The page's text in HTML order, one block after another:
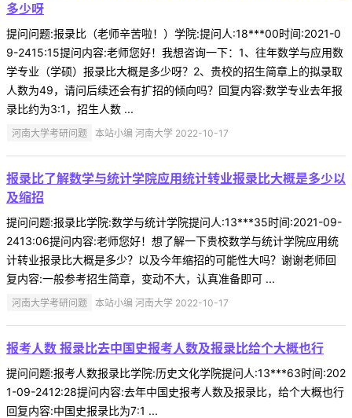
多少呀
提问问题:报录比（老师辛苦啦！）学院:提问人:18***00时间:2021-0
9-2415:15提问内容:老师您好！我想咨询一下：1、往年数学与应用数
学专业（学硕）报录比大概是多少呀？2、贵校的招生简章上的拟录取
人数为49，请问后续还会有扩招的倾向吗？回复内容:数学专业去年报
录比约为3:1，招生人数 ...
河南大学考研问题 本站小编 河南大学 2022-10-17
报录比了解数学与统计学院应用统计转业报录比大概是多少以
及缩招
提问问题:报录比学院:数学与统计学院提问人:13***35时间:2021-09-
2413:06提问内容:老师您好！想了解一下贵校数学与统计学院应用统
计转业报录比大概是多少？以及今年缩招的可能性大吗？谢谢老师回
复内容:一般参考招生简章，变动不大，认真准备即可 ...
河南大学考研问题 本站小编 河南大学 2022-10-17
报考人数 报录比去中国史报考人数及报录比给个大概也行
提问问题:报考人数报录比学院:历史文化学院提问人:13***63时间:202
1-09-2412:28提问内容:去年中国史报考人数及报录比，给个大概也行
回复内容:中国史报录比为7:1 ...